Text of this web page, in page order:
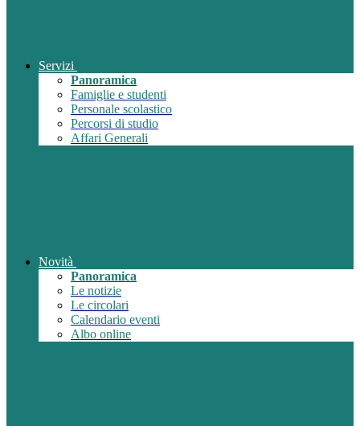
Servizi
Panoramica
Famiglie e studenti
Personale scolastico
Percorsi di studio
Affari Generali
Novità
Panoramica
Le notizie
Le circolari
Calendario eventi
Albo online